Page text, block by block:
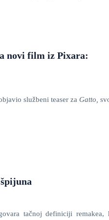
novi film iz Pixara:
službeni teaser za Gatto,
tačnoj definiciji remakea,